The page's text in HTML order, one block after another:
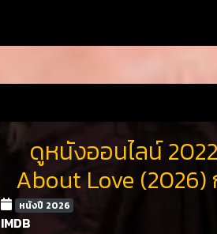
ดูหนังออนไลน์
About Love (2026)
หนังปี 2026
IMDB